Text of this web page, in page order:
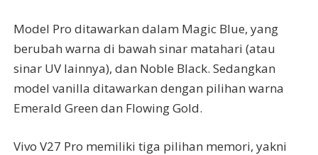
Model Pro ditawarkan dalam Magic Blue, yang
berubah warna di bawah sinar matahari (atau
sinar UV lainnya), dan Noble Black. Sedangkan
model vanilla ditawarkan dengan pilihan warna
Emerald Green dan Flowing Gold.
Vivo V27 Pro memiliki tiga pilihan memori, yakni